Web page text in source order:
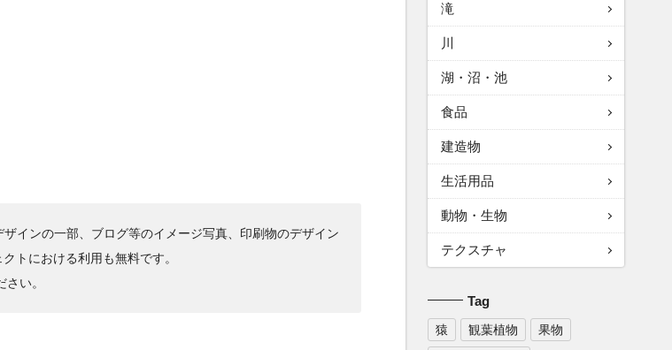
インの一部、ブログ等のイメージ写真、印刷物のデザイン
トにおける利用も無料です。
さい。
滝
川
湖・沼・池
食品
建造物
生活用品
動物・生物
テクスチャ
Tag
猿 観葉植物
果物